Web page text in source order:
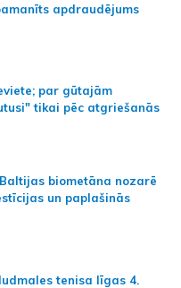
apdraudējums
par gūtajām
tikai pēc atgriešanās
biometāna nozarē
un paplašinās
tenisa līgas 4.